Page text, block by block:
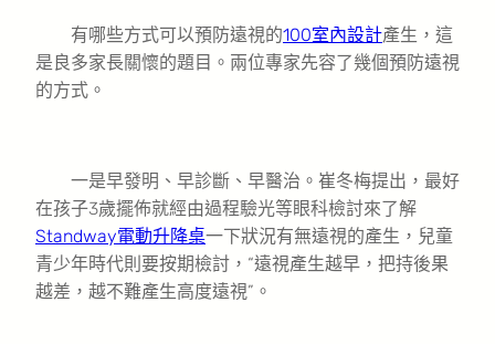
有哪些方式可以預防遠視的100室內設計產生，這
是良多家長關懷的題目。兩位專家先容了幾個預防遠視
的方式。
一是早發明、早診斷、早醫治。崔冬梅提出，最好
在孩子3歲擺佈就經由過程驗光等眼科檢討來了解
Standway電動升降桌一下狀況有無遠視的產生，兒童
青少年時代則要按期檢討，“遠視產生越早，把持後果
越差，越不難產生高度遠視”。